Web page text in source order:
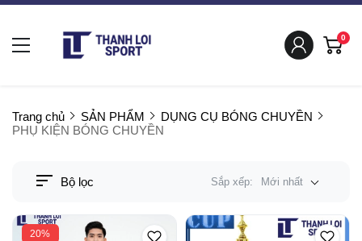
0
Trang chủ SẢN PHẨM
DỤNG CỤ BÓNG CHUYỀN
PHỤ KIỆN BÓNG CHUYỀN
Bộ lọc Sắp xếp: Mới nhất
20%